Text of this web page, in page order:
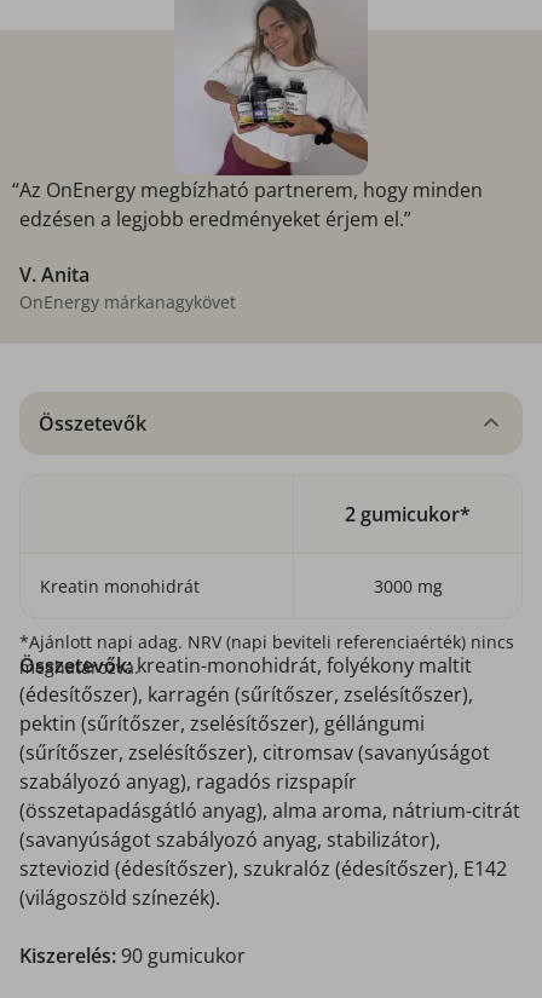
“Az OnEnergy megbízható partnerem, hogy minden
edzésen a legjobb eredményeket érjem el.”
V. Anita
OnEnergy márkanagykövet
Összetevők
2 gumicukor*
Kreatin monohidrát 3000 mg
*Ajánlott napi adag. NRV (napi beviteli referenciaérték) nincs
meghatározva.
Összetevők:kreatin-monohidrát, folyékony maltit
(édesítőszer), karragén (sűrítőszer, zselésítőszer),
pektin (sűrítőszer, zselésítőszer), géllángumi
(sűrítőszer, zselésítőszer), citromsav (savanyúságot
szabályozó anyag), ragadós rizspapír
(összetapadásgátló anyag), alma aroma, nátrium-citrát
(savanyúságot szabályozó anyag, stabilizátor),
szteviozid (édesítőszer), szukralóz (édesítőszer), E142
(világoszöld színezék).
Kiszerelés:90 gumicukor